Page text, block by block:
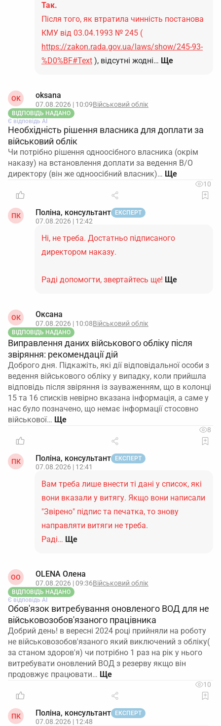
Так.
Після того, як втратила чинність постанова
КМУ від 03.04.1993 № 245 (
https://zakon.rada.gov.ua/laws/show/245-93-
%D0%BF#Text ), відсутні жодні… Ще
OK oksana
07.08.2026 | 10:09Військовий облік
ВІДПОВІДЬ НАДАНО
Є відповідь АІ
Необхідність рішення власника для доплати за
військовий облік
Чи потрібно рішення одноосібного власника (окрім
наказу) на встановлення доплати за ведення В/О
директору (він же одноосібний власник)…
10
ПК Поліна, консультант ЕКСПЕРТ
07.08.2026 | 12:42
Ні, не треба. Достатньо підписаного
директором наказу.
Раді допомогти, звертайтесь ще! Ще
ОК Оксана
07.08.2026 | 10:08Військовий облік
ВІДПОВІДЬ НАДАНО
Виправлення даних військового обліку після
звіряння: рекомендації дій
Доброго дня. Підкажіть, які дії відповідальної особи з
ведення військового обліку у випадку, коли прийшла
відповідь після звіряння із зауваженням, що в колонці
15 та 16 списків невірно вказана інформація, а саме у
нас було позначено, що немає інформації стосовно
військової…
8
ПК Поліна, консультант ЕКСПЕРТ
07.08.2026 | 12:41
Вам треба лише внести ті дані у список, які
вони вказали у витягу. Якщо вони написали
"Звірено" підпис та печатка, то знову
направляти витяги не треба.
Раді… Ще
ОO OLENA Олена
07.08.2026 | 09:36Військовий облік
ВІДПОВІДЬ НАДАНО
Є відповідь АІ
Обов'язок витребування оновленого ВОД для не
військовозобов'язаного працівника
Добрий день! в вересні 2024 році прийняли на роботу
не військовозобов'язаного який виключений з обліку(
за станом здоров'я) чи потрібно 1 раз на рік у нього
витребувати оновлений ВОД з резерву якщо він
продовжує працювати…
10
ПК Поліна, консультант ЕКСПЕРТ
07.08.2026 | 12:48